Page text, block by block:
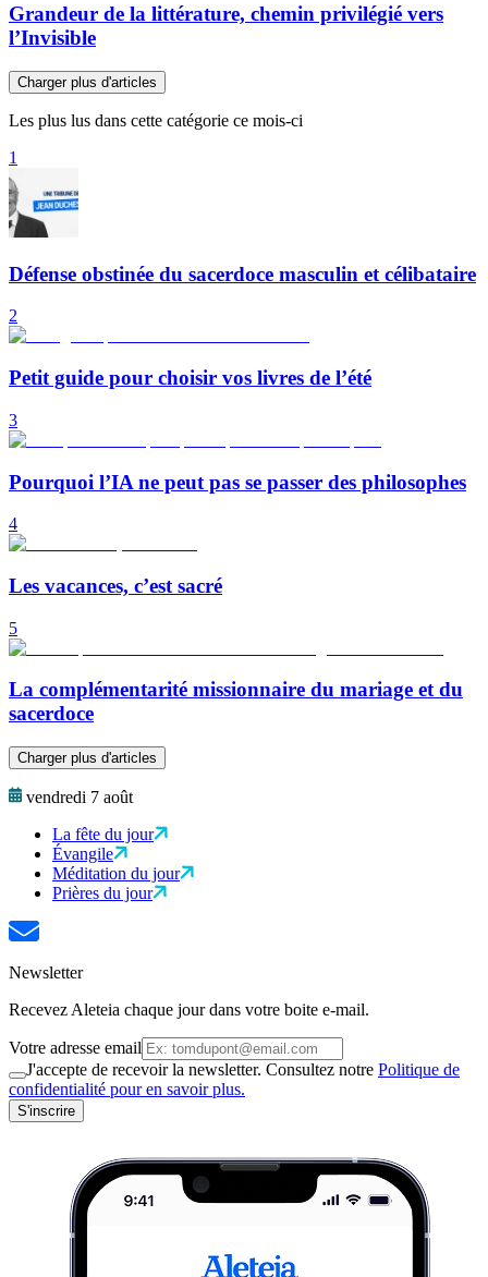
Grandeur de la littérature, chemin privilégié vers
l’Invisible
Charger plus d'articles
Les plus lus dans cette catégorie ce mois-ci
1
Défense obstinée du sacerdoce masculin et célibataire
2
Petit guide pour choisir vos livres de l’été
3
Pourquoi l’IA ne peut pas se passer des philosophes
4
Les vacances, c’est sacré
5
La complémentarité missionnaire du mariage et du
sacerdoce
Charger plus d'articles
vendredi 7 août
La fête du jour
Évangile
Méditation du jour
Prières du jour
Newsletter
Recevez Aleteia chaque jour dans votre boite e-mail.
Votre adresse email
J'accepte de recevoir la newsletter. Consultez notre Politique de
confidentialité pour en savoir plus.
S'inscrire